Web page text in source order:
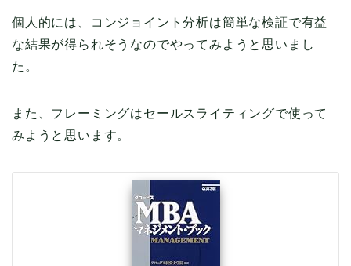
個人的には、コンジョイント分析は簡単な検証で有益
な結果が得られそうなのでやってみようと思いまし
た。
また、フレーミングはセールスライティングで使って
みようと思います。